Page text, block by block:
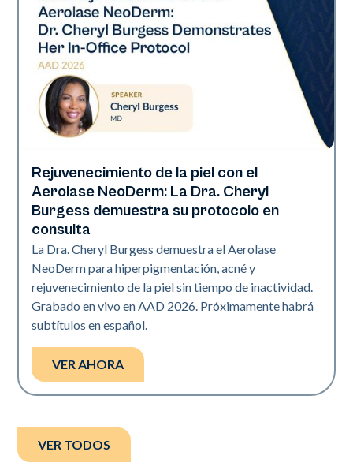
Neo Elite | Presentaciones
Rejuvenecimiento de la piel con el
Aerolase NeoDerm: La Dra. Cheryl
Burgess demuestra su protocolo en
consulta
La Dra. Cheryl Burgess demuestra el Aerolase
NeoDerm para hiperpigmentación, acné y
rejuvenecimiento de la piel sin tiempo de inactividad.
Grabado en vivo en AAD 2026. Próximamente habrá
subtítulos en español.
VER AHORA
VER TODOS